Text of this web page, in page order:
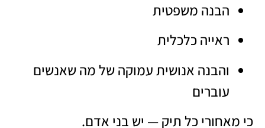
הבנה משפטית
ראייה כלכלית
והבנה אנושית עמוקה של מה שאנשים
עוברים
כי מאחורי כל תיק — יש בני אדם.